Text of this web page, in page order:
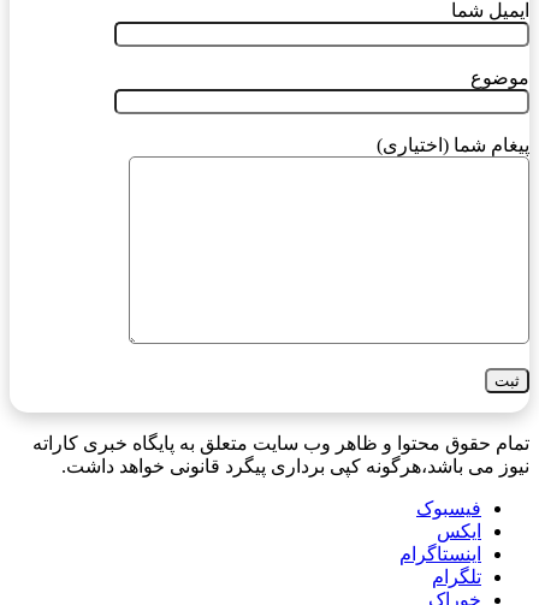
ایمیل شما
موضوع
پیغام شما (اختیاری)
تمام حقوق محتوا و ظاهر وب سایت متعلق به پایگاه خبری کاراته
نیوز می باشد،هرگونه کپی برداری پیگرد قانونی خواهد داشت.
فیسبوک
ایکس
اینستاگرام
تلگرام
خوراک